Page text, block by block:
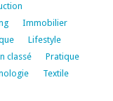
Immobilier
Lifestyle
classé
Pratique
Textile